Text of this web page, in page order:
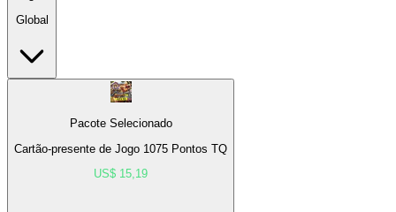
Global
Pacote Selecionado
Cartão-presente de Jogo 1075 Pontos TQ
US$ 15,19